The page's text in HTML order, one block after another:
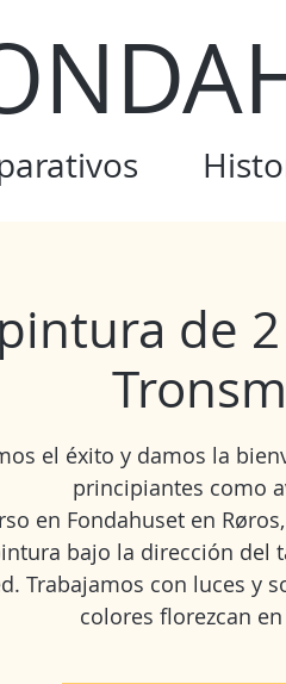
de
el éxito y damos la
principiantes como
en Fondahuset en
bajo la dirección del
Trabajamos con luces y
colores florezcan